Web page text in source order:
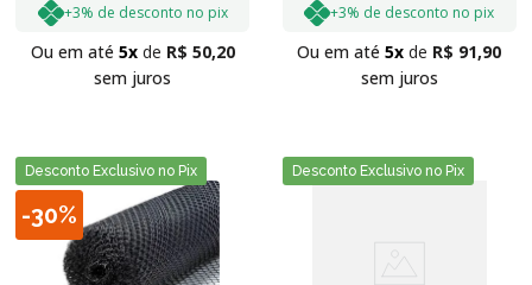
+3% de desconto no pix
Ou em até 5 R$ 50,20
sem juros
+3% de desconto no pix
Ou em até5 R$ 91,90
sem juros
Desconto Exclusivo no Pix
-30%
Desconto Exclusivo no Pix